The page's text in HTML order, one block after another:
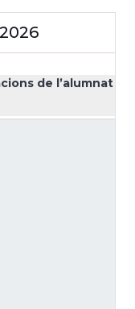
de l’alumnat de